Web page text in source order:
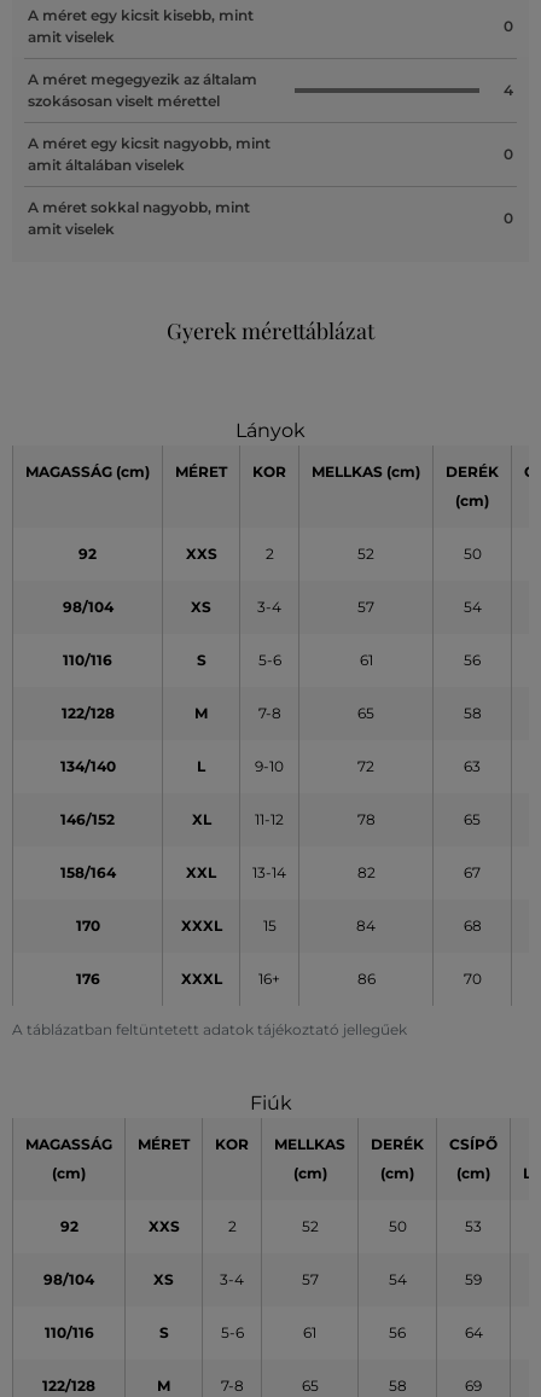
A méret egy kicsit kisebb, mint
amit viselek
0
A méret megegyezik az általam
szokásosan viselt mérettel
4
A méret egy kicsit nagyobb, mint
amit általában viselek
0
A méret sokkal nagyobb, mint
amit viselek
0
Gyerek mérettáblázat
Lányok
A táblázatban feltüntetett adatok tájékoztató jellegűek
MAGASSÁG (cm) MÉRET KOR MELLKAS (cm)
DERÉK
(cm)
92 XXS 2 52 50
98/104 XS 3-4 57 54
110/116 S 5-6 61 56
122/128 M 7-8 65 58
134/140 L 9-10 72 63
146/152 XL 11-12 78 65
158/164 XXL 13-14 82 67
170 XXXL 15 84 68
176 XXXL 16+ 86 70
Fiúk
MAGASSÁG
(cm)
MÉRET KOR
MELLKAS
(cm)
DERÉK
(cm)
CSÍPŐ
(cm)
92 XXS 2 52 50 53
98/104 XS 3-4 57 54 59
110/116 S 5-6 61 56 64
122/128 M 7-8 65 58 69